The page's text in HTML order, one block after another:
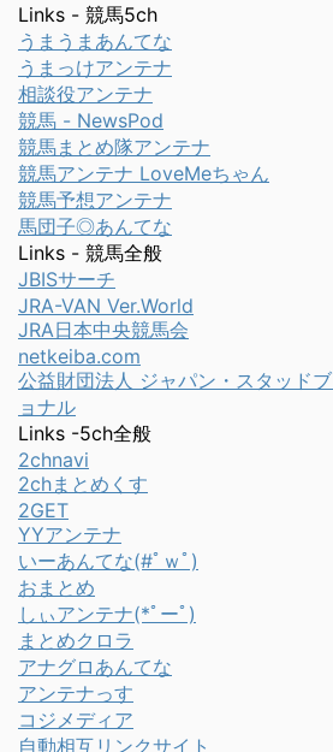
Links - 競馬5ch
うまうまあんてな
うまっけアンテナ
相談役アンテナ
競馬 - NewsPod
競馬まとめ隊アンテナ
競馬アンテナ LoveMeちゃん
競馬予想アンテナ
馬団子◎あんてな
Links - 競馬全般
JBISサーチ
JRA-VAN Ver.World
JRA日本中央競馬会
netkeiba.com
公益財団法人 ジャパン・スタッド
ョナル
Links -5ch全般
2chnavi
2chまとめくす
2GET
YYアンテナ
いーあんてな(#ﾟｗﾟ)
おまとめ
しぃアンテナ(*ﾟーﾟ)
まとめクロラ
アナグロあんてな
アンテナっす
コジメディア
自動相互リンクサイト